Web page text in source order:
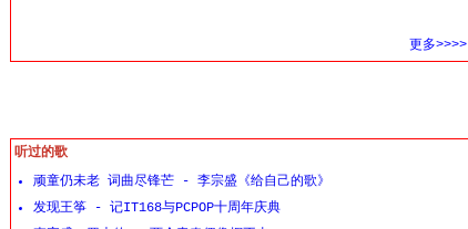
更多>>>>
听过的歌
顽童仍未老 词曲尽锋芒 - 李宗盛《给自己的歌》
发现王筝 - 记IT168与PCPOP十周年庆典